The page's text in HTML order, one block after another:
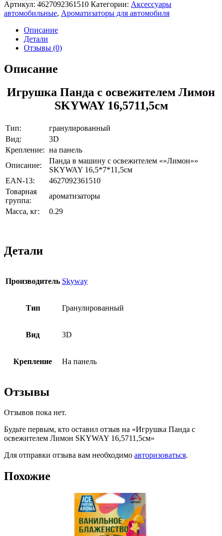
товара
Игрушка
освежителем
Лимон
16,5711,5см
Артикул: 4627092361510 Категории: Аксессуары
автомобильные, Ароматизаторы для автомобиля
Описание
Детали
Отзывы (0)
Описание
Игрушка Панда с освежителем Лимон
SKYWAY 16,5711,5см
Тип:
гранулированный
Вид:
3D
Крепление: на панель
Описание:
Панда в машину с освежителем «»Лимон»»
SKYWAY 16,5*7*11,5см
EAN-13:
4627092361510
Товарная
группа:
ароматизаторы
Масса, кг:
0.29
Детали
Производитель Skyway
Тип Гранулированный
Вид 3D
Крепление На панель
Отзывы
Отзывов пока нет.
Будьте первым, кто оставил отзыв на «Игрушка Панда с
освежителем Лимон SKYWAY 16,5711,5см»
Для отправки отзыва вам необходимо авторизоваться.
Похожие